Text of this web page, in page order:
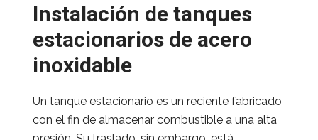
Instalación de tanques
estacionarios de acero
inoxidable
Un tanque estacionario es un reciente fabricado
con el fin de almacenar combustible a una alta